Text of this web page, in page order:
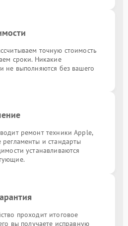
точную стоимость
сроки. Никакие
не выполняются без вашего
ремонт техники Apple,
и стандарты
устанавливаются
проходит итоговое
вы получаете исправную